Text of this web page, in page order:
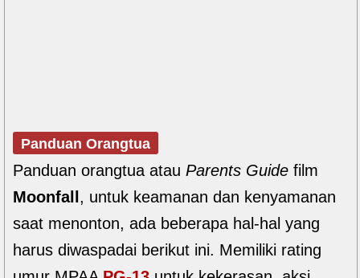
Panduan Orangtua
Panduan orangtua atau Parents Guide film
Moonfall , untuk keamanan dan kenyamanan
saat menonton, ada beberapa hal-hal yang
harus diwaspadai berikut ini. Memiliki rating